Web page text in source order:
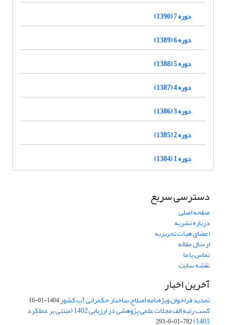
دوره 7 (1390)
دوره 6 (1389)
دوره 5 (1388)
دوره 4 (1387)
دوره 3 (1386)
دوره 2 (1385)
دوره 1 (1384)
دسترسی سریع
صفحه اصلی
درباره نشریه
اعضای هیات تحریریه
ارسال مقاله
تماس با ما
نقشه سایت
آخرین اخبار
تمدید فراخوان ویژه‌نامه اصلاح ساختار حکمرانی آب کشور1404-01-16
کسب رتبه الف مجلات علمی پژوهشی در ارزیابی 1402 (مبتنی بر عملکرد
1401)
782-01-0-293